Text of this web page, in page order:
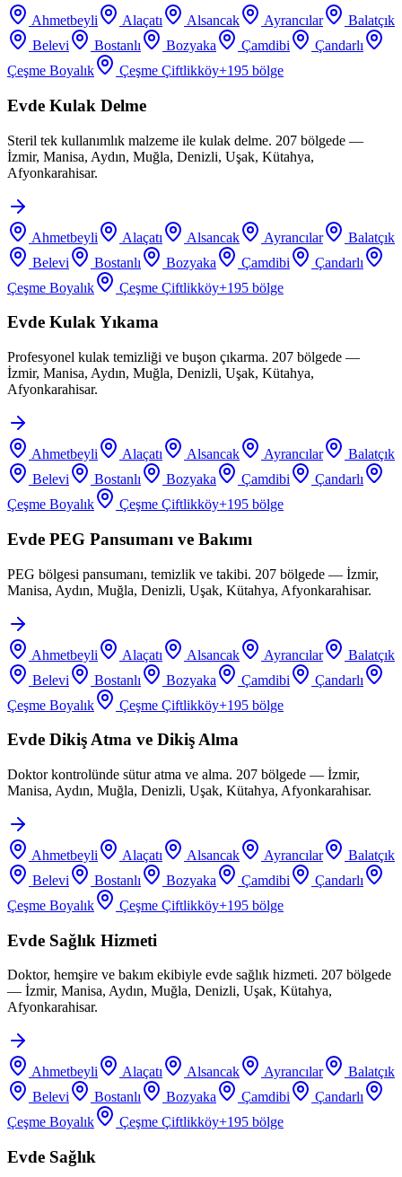
Ahmetbeyli Alaçatı Alsancak Ayrancılar
Balatçık
Belevi
Bostanlı Bozyaka Çamdibi
Çandarlı
Çeşme Boyalık
Çeşme Çiftlikköy+195 bölge
Evde Kulak Delme
Steril tek kullanımlık malzeme ile kulak delme. 207 bölgede —
İzmir, Manisa, Aydın, Muğla, Denizli, Uşak, Kütahya,
Afyonkarahisar.
Ahmetbeyli Alaçatı Alsancak Ayrancılar
Balatçık
Belevi
Bostanlı Bozyaka Çamdibi
Çandarlı
Çeşme Boyalık
Çeşme Çiftlikköy+195 bölge
Evde Kulak Yıkama
Profesyonel kulak temizliği ve buşon çıkarma. 207 bölgede —
İzmir, Manisa, Aydın, Muğla, Denizli, Uşak, Kütahya,
Afyonkarahisar.
Ahmetbeyli Alaçatı Alsancak Ayrancılar
Balatçık
Belevi
Bostanlı Bozyaka Çamdibi
Çandarlı
Çeşme Boyalık
Çeşme Çiftlikköy+195 bölge
Evde PEG Pansumanı ve Bakımı
PEG bölgesi pansumanı, temizlik ve takibi. 207 bölgede — İzmir,
Manisa, Aydın, Muğla, Denizli, Uşak, Kütahya, Afyonkarahisar.
Ahmetbeyli Alaçatı Alsancak Ayrancılar
Balatçık
Belevi
Bostanlı Bozyaka Çamdibi
Çandarlı
Çeşme Boyalık
Çeşme Çiftlikköy+195 bölge
Evde Dikiş Atma ve Dikiş Alma
Doktor kontrolünde sütur atma ve alma. 207 bölgede — İzmir,
Manisa, Aydın, Muğla, Denizli, Uşak, Kütahya, Afyonkarahisar.
Ahmetbeyli Alaçatı Alsancak Ayrancılar
Balatçık
Belevi
Bostanlı Bozyaka Çamdibi
Çandarlı
Çeşme Boyalık
Çeşme Çiftlikköy+195 bölge
Evde Sağlık Hizmeti
Doktor, hemşire ve bakım ekibiyle evde sağlık hizmeti. 207 bölgede
— İzmir, Manisa, Aydın, Muğla, Denizli, Uşak, Kütahya,
Afyonkarahisar.
Ahmetbeyli Alaçatı Alsancak Ayrancılar
Balatçık
Belevi
Bostanlı Bozyaka Çamdibi
Çandarlı
Çeşme Boyalık
Çeşme Çiftlikköy+195 bölge
Evde Sağlık